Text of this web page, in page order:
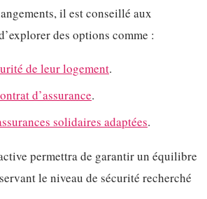
il est conseillé aux
des options comme :
de leur logement.
d’assurance.
solidaires adaptées.
permettra de garantir un équilibre
le niveau de sécurité recherché